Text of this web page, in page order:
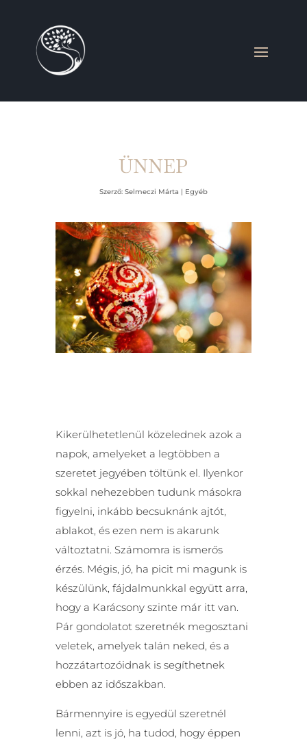
ÜNNEP
Szerző: Selmeczi Márta | Egyéb
Kikerülhetetlenül közelednek azok a
napok, amelyeket a legtöbben a
szeretet jegyében töltünk el. Ilyenkor
sokkal nehezebben tudunk másokra
figyelni, inkább becsuknánk ajtót,
ablakot, és ezen nem is akarunk
változtatni. Számomra is ismerős
érzés. Mégis, jó, ha picit mi magunk is
készülünk, fájdalmunkkal együtt arra,
hogy a Karácsony szinte már itt van.
Pár gondolatot szeretnék megosztani
veletek, amelyek talán neked, és a
hozzátartozóidnak is segíthetnek
ebben az időszakban.
Bármennyire is egyedül szeretnél
lenni, azt is jó, ha tudod, hogy éppen